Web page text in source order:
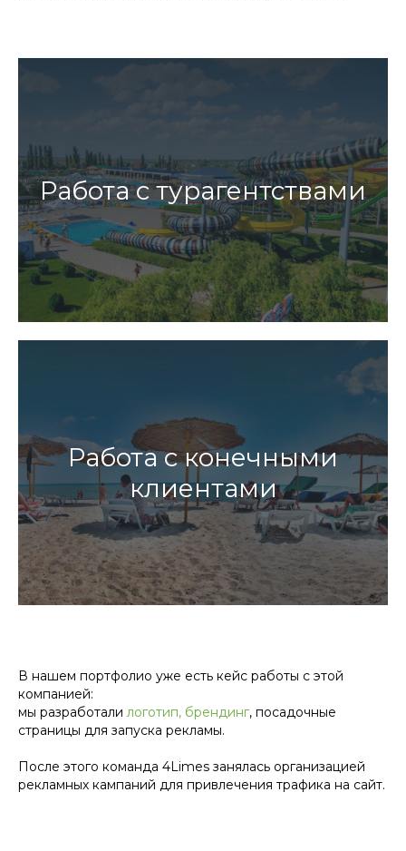
Работа с турагентствами
Работа с конечными
клиентами
В нашем портфолио уже есть кейс работы с этой
компанией:
мы разработали логотип, брендинг, посадочные
страницы для запуска рекламы.
После этого команда 4Limes занялась организацией
рекламных кампаний для привлечения трафика на сайт.